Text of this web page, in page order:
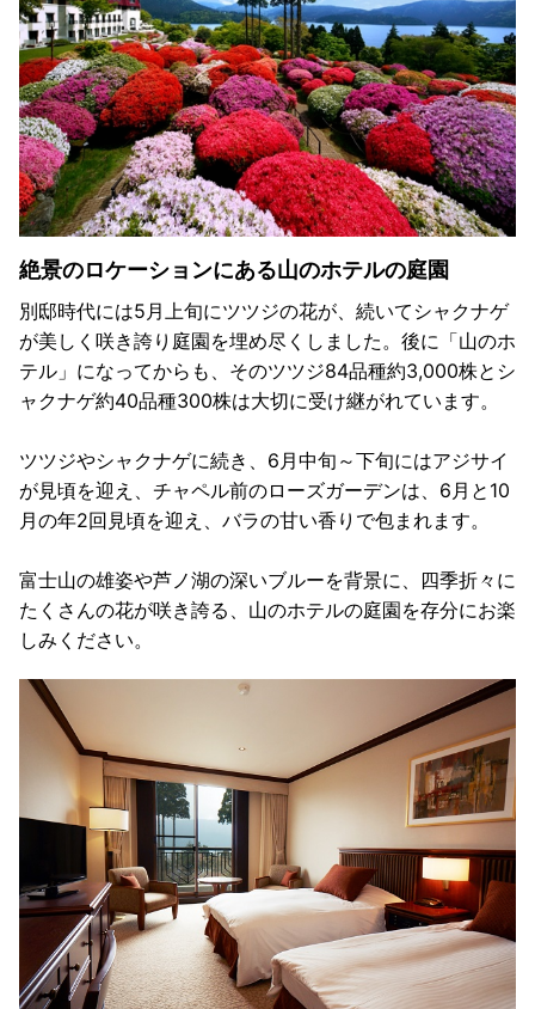
絶景のロケーションにある山のホテルの庭園
別邸時代には5月上旬にツツジの花が、続いてシャクナゲ
が美しく咲き誇り庭園を埋め尽くしました。後に「山のホ
テル」になってからも、そのツツジ84品種約3,000株とシ
ャクナゲ約40品種300株は大切に受け継がれています。
ツツジやシャクナゲに続き、6月中旬～下旬にはアジサイ
が見頃を迎え、チャペル前のローズガーデンは、6月と10
月の年2回見頃を迎え、バラの甘い香りで包まれます。
富士山の雄姿や芦ノ湖の深いブルーを背景に、四季折々に
たくさんの花が咲き誇る、山のホテルの庭園を存分にお楽
しみください。